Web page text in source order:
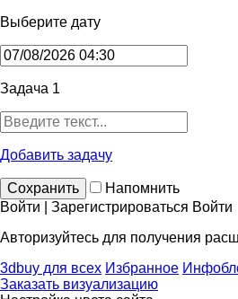
Выберите дату
Задача 1
Добавить задачу
Сохранить
Напомнить
Войти | Зарегистрироваться Войти
Авторизуйтесь для получения
3dbuy для всех Избранное
Заказать визуализацию